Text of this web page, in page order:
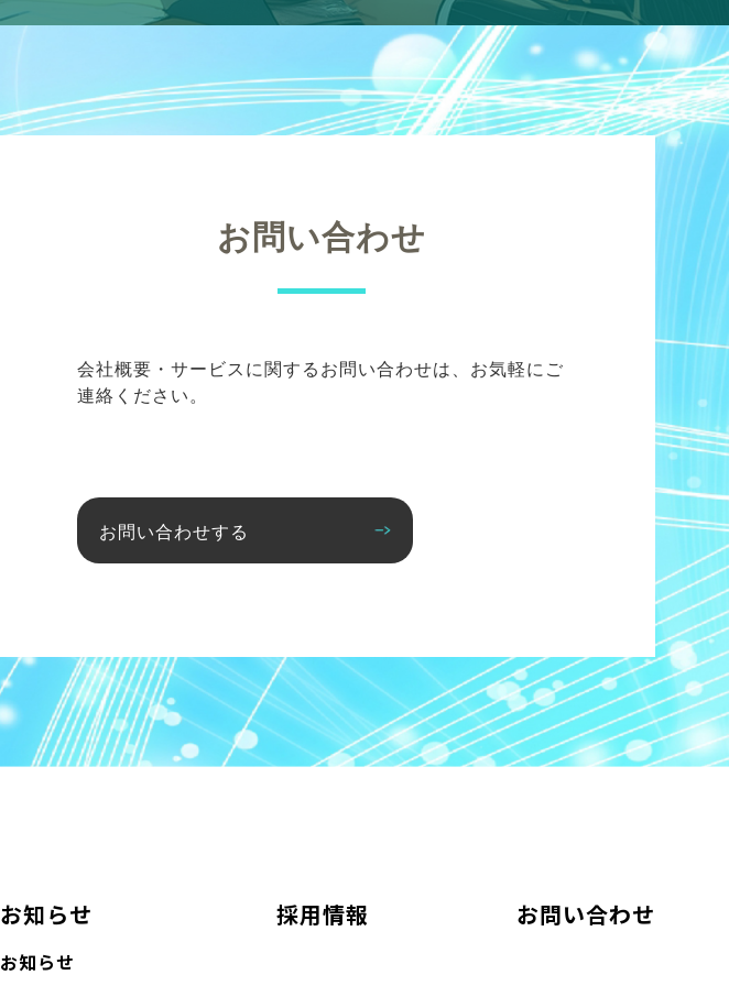
お問い合わせ
会社概要・サービスに関するお問い合わせは、お気軽にご
連絡ください。
お問い合わせする
お知らせ
お知らせ
採用情報 お問い合わせ